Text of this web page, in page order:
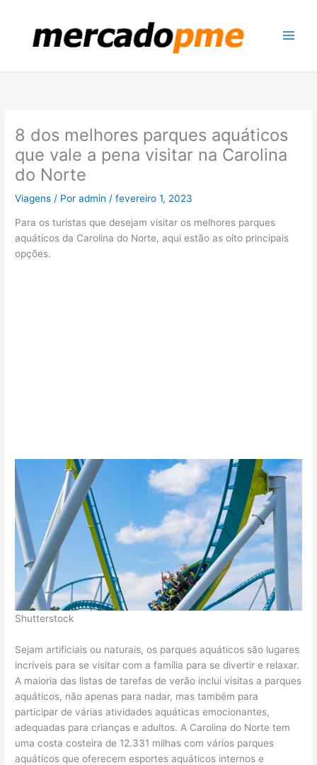
8 dos melhores parques aquáticos
que vale a pena visitar na Carolina
do Norte
Viagens / Poradmin /fevereiro 1, 2023
Para os turistas que desejam visitar os melhores parques
aquáticos da Carolina do Norte, aqui estão as oito principais
opções.
Shutterstock
Sejam artificiais ou naturais, os parques aquáticos são lugares
incríveis para se visitar com a família para se divertir e relaxar.
A maioria das listas de tarefas de verão inclui visitas a parques
aquáticos, não apenas para nadar, mas também para
participar de várias atividades aquáticas emocionantes,
adequadas para crianças e adultos. A Carolina do Norte tem
uma costa costeira de 12.331 milhas com vários parques
aquáticos que oferecem esportes aquáticos internos e